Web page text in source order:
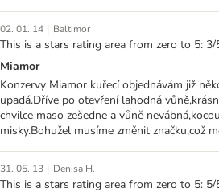
02. 01. 14 | Baltimor
This is a stars rating area from zero to 5: 3/
Miamor
Konzervy Miamor kuřecí objednávám již
upadá.Dříve po otevření lahodná
chvilce maso zešedne a vůně
misky.Bohužel musíme změnit značku,což
31. 05. 13 | Denisa H.
This is a stars rating area from zero to 5: 5/